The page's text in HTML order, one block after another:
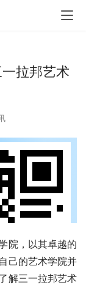
拉邦艺术
院，以其卓越的
己的艺术学院并
解三一拉邦艺术